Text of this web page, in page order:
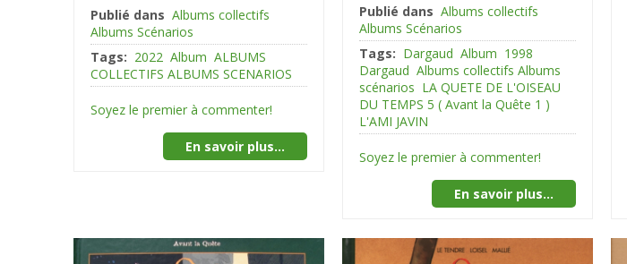
Publié dans Albums collectifs
Albums Scénarios
Tags: 2022 Album ALBUMS
COLLECTIFS ALBUMS SCENARIOS
Soyez le premier à commenter!
En savoir plus...
Publié dans Albums collectifs
Albums Scénarios
Tags: Dargaud Album 1998
Dargaud Albums collectifs Albums
scénarios LA QUETE DE L'OISEAU
DU TEMPS 5 ( Avant la Quête 1 )
L'AMI JAVIN
Soyez le premier à commenter!
En savoir plus...